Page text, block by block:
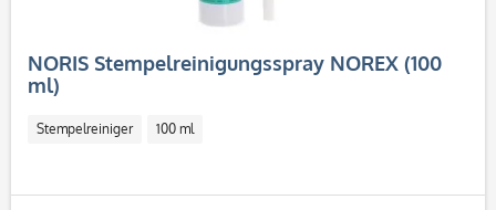
NORIS Stempelreinigungsspray NOREX (100
ml)
Stempelreiniger 100 ml